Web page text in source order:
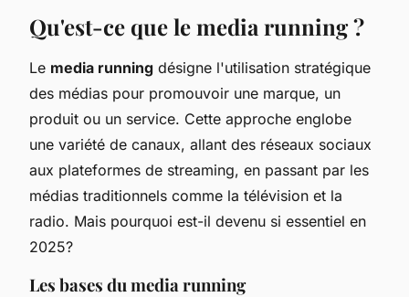
Qu'est-ce que le media running ?
Le media running désigne l'utilisation stratégique
des médias pour promouvoir une marque, un
produit ou un service. Cette approche englobe
une variété de canaux, allant des réseaux sociaux
aux plateformes de streaming, en passant par les
médias traditionnels comme la télévision et la
radio. Mais pourquoi est-il devenu si essentiel en
2025?
Les bases du media running